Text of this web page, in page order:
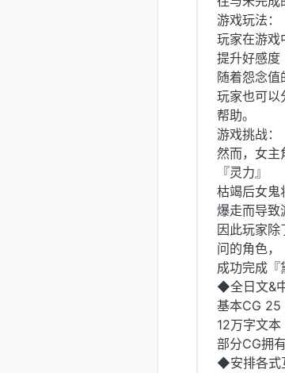
游戏玩法：
玩家在游戏
提升好感度
随着怨念值
玩家也可以
帮助。
游戏挑战：
然而，女主
『灵力』
枯竭后女鬼
爆走而导致
因此玩家
问的角色，
成功完成『
◆全日文&
基本CG 25
12万字文本
部分CG拥
◆安排各式